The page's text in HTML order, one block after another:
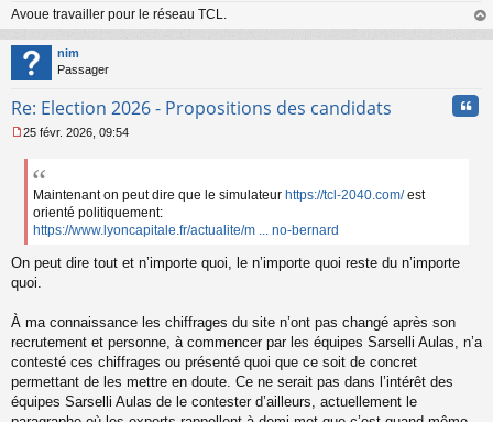
Avoue travailler pour le réseau TCL.
au
nim
Passager
Re: Election 2026 - Propositions des candidats
e
e
n
u
25 févr. 2026, 09:54
Maintenant on peut dire que le simulateur https://tcl-2040.com/est
orienté politiquement:
https://www.lyoncapitale.fr/actualite/m ... no-bernard
On peut dire tout et n’importe quoi, le n’importe quoi reste du n’importe
quoi.
À ma connaissance les chiffrages du site n’ont pas changé après son
recrutement et personne, à commencer par les équipes Sarselli Aulas, n’a
contesté ces chiffrages ou présenté quoi que ce soit de concret
permettant de les mettre en doute. Ce ne serait pas dans l’intérêt des
équipes Sarselli Aulas de le contester d’ailleurs, actuellement le